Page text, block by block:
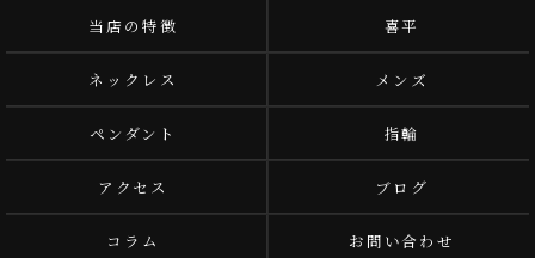
当店の特徴 喜平
ネックレス メンズ
ペンダント 指輪
アクセス ブログ
コラム お問い合わせ